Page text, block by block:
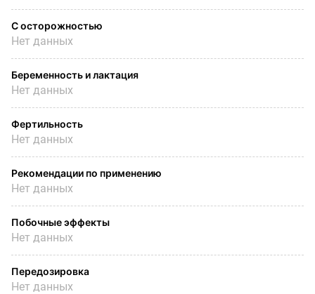
С осторожностью
Нет данных
Беременность и лактация
Нет данных
Фертильность
Нет данных
Рекомендации по применению
Нет данных
Побочные эффекты
Нет данных
Передозировка
Нет данных